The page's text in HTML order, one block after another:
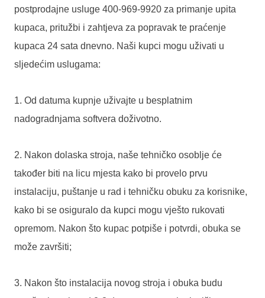
postprodajne usluge 400-969-9920 za primanje upita
kupaca, pritužbi i zahtjeva za popravak te praćenje
kupaca 24 sata dnevno. Naši kupci mogu uživati ​​u
sljedećim uslugama:
1. Od datuma kupnje uživajte u besplatnim
nadogradnjama softvera doživotno.
2. Nakon dolaska stroja, naše tehničko osoblje će
također biti na licu mjesta kako bi provelo prvu
instalaciju, puštanje u rad i tehničku obuku za korisnike,
kako bi se osiguralo da kupci mogu vješto rukovati
opremom. Nakon što kupac potpiše i potvrdi, obuka se
može završiti;
3. Nakon što instalacija novog stroja i obuka budu